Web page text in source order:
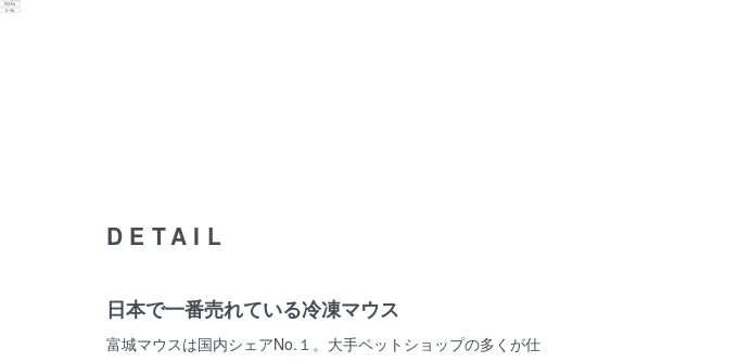
DETAIL
日本で一番売れている冷凍マウス
富城マウスは国内シェアNo.１。大手ペットショップの多くが仕